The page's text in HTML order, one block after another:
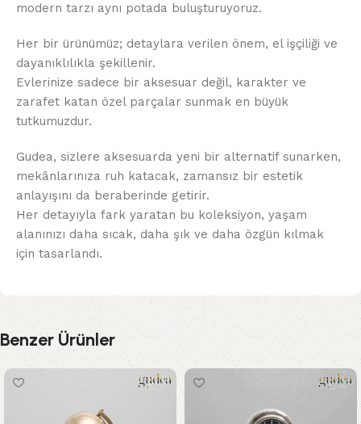
modern tarzı aynı potada buluşturuyoruz.
Her bir ürünümüz; detaylara verilen önem, el işçiliği ve
dayanıklılıkla şekillenir.
Evlerinize sadece bir aksesuar değil, karakter ve
zarafet katan özel parçalar sunmak en büyük
tutkumuzdur.
Gudea, sizlere aksesuarda yeni bir alternatif sunarken,
mekânlarınıza ruh katacak, zamansız bir estetik
anlayışını da beraberinde getirir.
Her detayıyla fark yaratan bu koleksiyon, yaşam
alanınızı daha sıcak, daha şık ve daha özgün kılmak
için tasarlandı.
Benzer Ürünler